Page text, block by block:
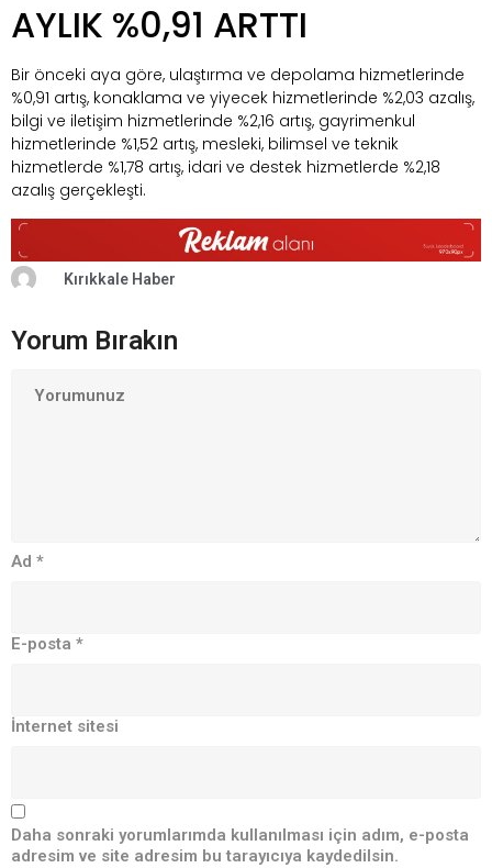
AYLIK %0,91 ARTTI
Bir önceki aya göre, ulaştırma ve depolama hizmetlerinde
%0,91 artış, konaklama ve yiyecek hizmetlerinde %2,03 azalış,
bilgi ve iletişim hizmetlerinde %2,16 artış, gayrimenkul
hizmetlerinde %1,52 artış, mesleki, bilimsel ve teknik
hizmetlerde %1,78 artış, idari ve destek hizmetlerde %2,18
azalış gerçekleşti.
Kırıkkale Haber
Yorum Bırakın
Ad *
E-posta *
İnternet sitesi
Daha sonraki yorumlarımda kullanılması için adım, e-posta
adresim ve site adresim bu tarayıcıya kaydedilsin.